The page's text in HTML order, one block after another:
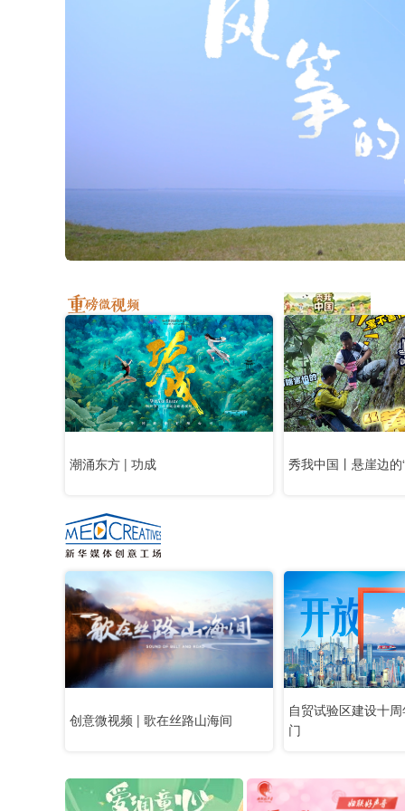
潮涌东方 | 功成 秀我中国丨悬崖边的
创意微视频 | 歌在丝路山海间
自贸试验区建设十
门